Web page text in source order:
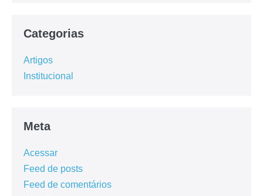
Categorias
Artigos
Institucional
Meta
Acessar
Feed de posts
Feed de comentários